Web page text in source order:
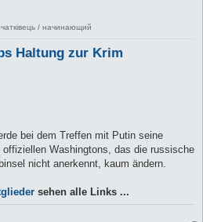
/ начинающий
Haltung zur Krim
bei dem Treffen mit Putin seine
Washingtons, das die russische
nicht anerkennt, kaum ändern.
sehen alle Links ...